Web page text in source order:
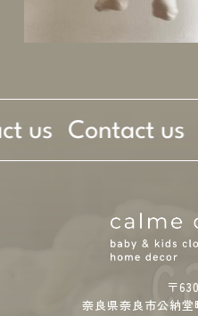
us Contact us
〒
奈良県奈良市公納